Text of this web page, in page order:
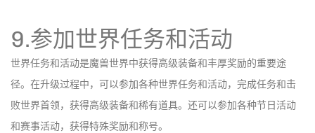
9.参加世界任务和活动
世界任务和活动是魔兽世界中获得高级装备和丰厚奖励的重要途
径。在升级过程中，可以参加各种世界任务和活动，完成任务和击
败世界首领，获得高级装备和稀有道具。还可以参加各种节日活动
和赛事活动，获得特殊奖励和称号。